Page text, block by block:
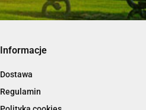
Informacje
Dostawa
Regulamin